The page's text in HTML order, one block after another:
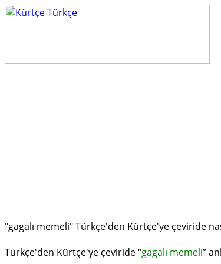
"gagalı memeli" Türkçe'den Kürtçe'ye çeviride
Türkçe'den Kürtçe'ye çeviride “gagalı memeli”